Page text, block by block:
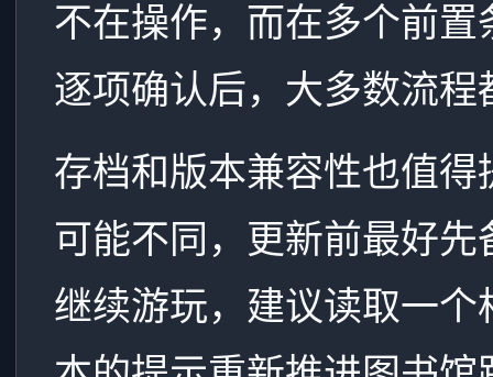
不在操作，而在多个前
逐项确认后，大多数流
存档和版本兼容性也值
可能不同，更新前最好
继续游玩，建议读取一